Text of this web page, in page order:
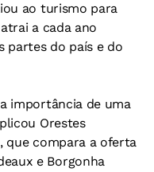
ao turismo para
a cada ano
partes do país e do
importância de uma
Orestes
que compara a oferta
e Borgonha